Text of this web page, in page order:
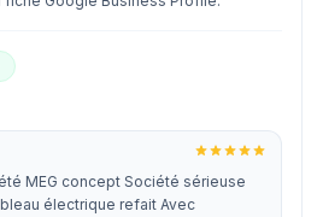
MEG concept Société sérieuse
électrique refait Avec